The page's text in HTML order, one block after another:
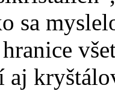
sa
aj